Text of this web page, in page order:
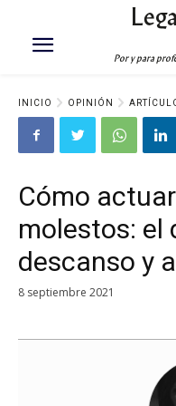
Por y para
INICIO OPINIÓN
Cómo
molestos: el
descanso y
8 septiembre 2021